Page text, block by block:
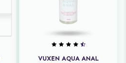
VUXEN AQUA ANAL